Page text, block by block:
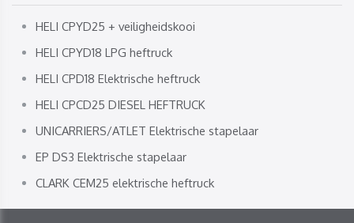
HELI CPYD25 + veiligheidskooi
HELI CPYD18 LPG heftruck
HELI CPD18 Elektrische heftruck
HELI CPCD25 DIESEL HEFTRUCK
UNICARRIERS/ATLET Elektrische stapelaar
EP DS3 Elektrische stapelaar
CLARK CEM25 elektrische heftruck